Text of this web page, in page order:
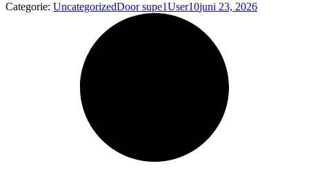
Categorie: UncategorizedDoorsupe1User10juni 23, 2026